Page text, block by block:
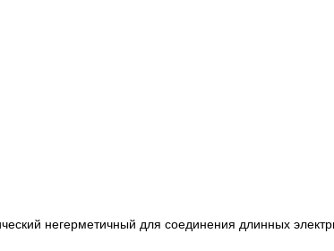
негерметичный для соединения длинных